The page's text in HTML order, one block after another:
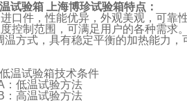
试验箱
上海博珍试验箱特点：
口件，性能优异，外观美观，可靠
控制范围，可满足用户的各种需求。
温方式，具有稳定平衡的加热能力，
温试验箱技术条件
：低温试验方法
：高温试验方法